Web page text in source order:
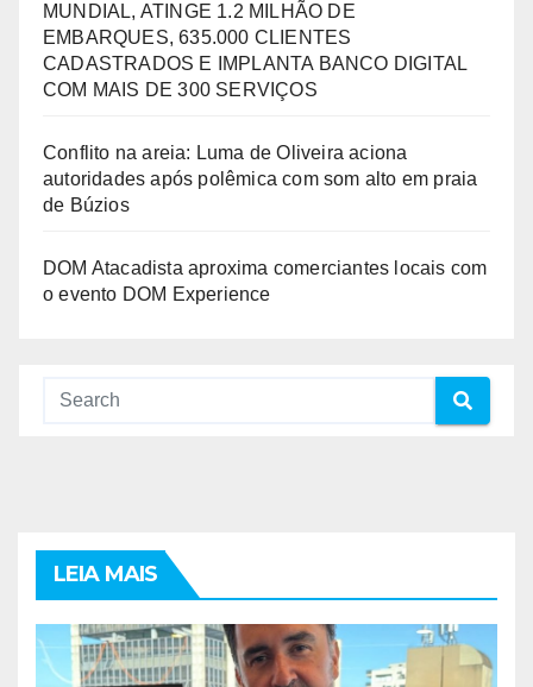
MUNDIAL, ATINGE 1.2 MILHÃO DE
EMBARQUES, 635.000 CLIENTES
CADASTRADOS E IMPLANTA BANCO DIGITAL
COM MAIS DE 300 SERVIÇOS
Conflito na areia: Luma de Oliveira aciona
autoridades após polêmica com som alto em praia
de Búzios
DOM Atacadista aproxima comerciantes locais com
o evento DOM Experience
LEIA MAIS